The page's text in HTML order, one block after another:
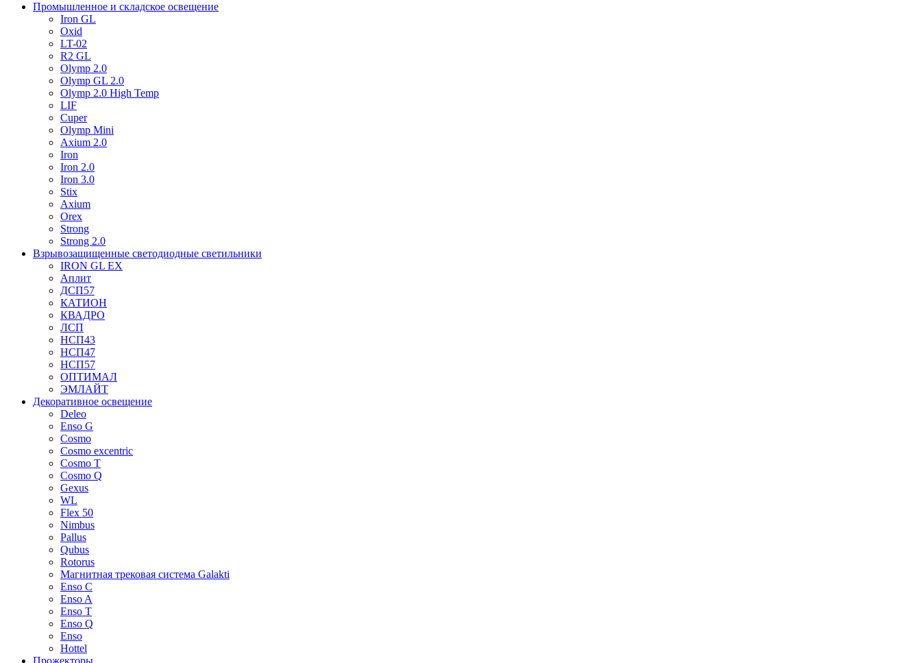
Промышленное и складское освещение
Iron GL
Oxid
LT-02
R2 GL
Olymp 2.0
Olymp GL 2.0
Olymp 2.0 High Temp
LIF
Cuper
Olymp Mini
Axium 2.0
Iron
Iron 2.0
Iron 3.0
Stix
Axium
Orex
Strong
Strong 2.0
Взрывозащищенные светодиодные светильники
IRON GL EX
Аплит
ДСП57
КАТИОН
КВАДРО
ЛСП
НСП43
НСП47
НСП57
ОПТИМАЛ
ЭМЛАЙТ
Декоративное освещение
Deleo
Enso G
Cosmo
Cosmo excentric
Cosmo T
Cosmo Q
Gexus
WL
Flex 50
Nimbus
Pallus
Qubus
Rotorus
Mагнитная трековая система Galakti
Enso C
Enso A
Enso T
Enso Q
Enso
Hottel
Прожекторы